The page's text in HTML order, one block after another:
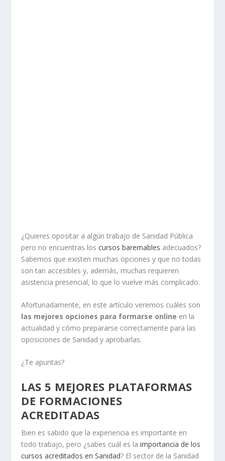
¿Quieres opositar a algún trabajo de Sanidad Pública
pero no encuentras loscursos baremables adecuados?
Sabemos que existen muchas opciones y que no todas
son tan accesibles y, además, muchas requieren
asistencia presencial, lo que lo vuelve más complicado.
Afortunadamente, en este artículo veremos cuáles son
las mejores opciones para formarse online en la
actualidad y cómo prepararse correctamente para las
oposiciones de Sanidad y aprobarlas.
¿Te apuntas?
LAS 5 MEJORES PLATAFORMAS
DE FORMACIONES
ACREDITADAS
Bien es sabido que la experiencia es importante en
todo trabajo, pero ¿sabes cuál es laimportancia de los
cursos acreditados en Sanidad? El sector de la Sanidad